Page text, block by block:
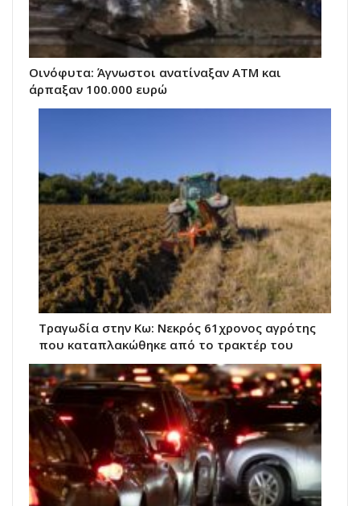
Οινόφυτα: Άγνωστοι ανατίναξαν ΑΤΜ και
άρπαξαν 100.000 ευρώ
Τραγωδία στην Κω: Νεκρός 61χρονος αγρότης
που καταπλακώθηκε από το τρακτέρ του